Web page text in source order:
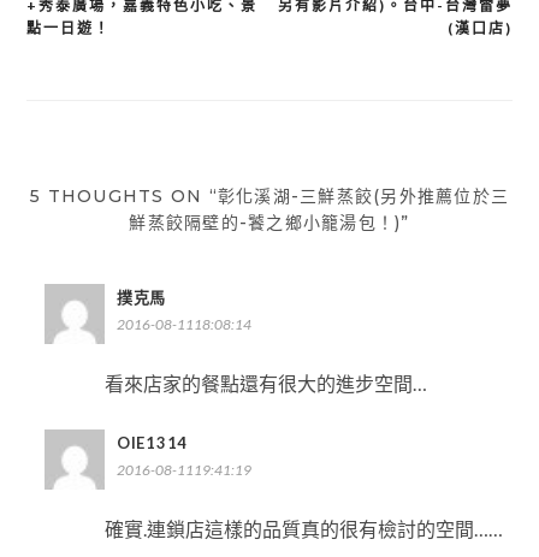
導
+秀泰廣場，嘉義特色小吃、景
點一日遊！
另有影片介紹)。台中-台灣雷夢
(漢口店)
5 THOUGHTS ON “彰化溪湖-三鮮蒸餃(另外推薦位於三
鮮蒸餃隔壁的-饕之鄉小籠湯包！)”
撲克馬
2016-08-1118:08:14
看來店家的餐點還有很大的進步空間…
OIE1314
2016-08-1119:41:19
確實.連鎖店這樣的品質真的很有檢討的空間……